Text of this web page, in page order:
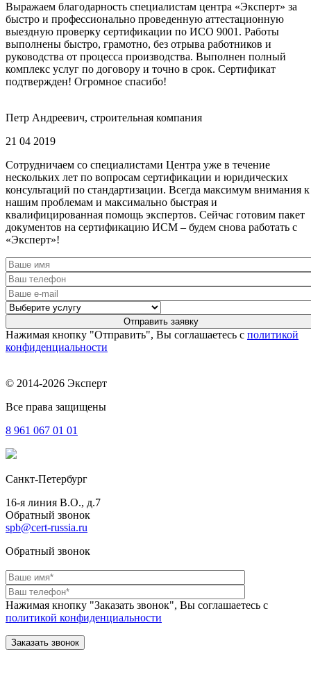
Выражаем благодарность специалистам центра «Эксперт» за
быстро и профессионально проведенную аттестационную
выездную проверку сертификации по ИСО 9001. Работы
выполнены быстро, грамотно, без отрыва работников и
руководства от процесса производства. Выполнен полный
комплекс услуг по договору и точно в срок. Сертификат
подтвержден! Огромное спасибо!
Петр Андреевич, строительная компания
21 04 2019
Сотрудничаем со специалистами Центра уже в течение
нескольких лет по вопросам сертификации и юридических
консультаций по стандартизации. Всегда максимум внимания к
нашим проблемам и максимально быстрая и
квалифицированная помощь экспертов. Сейчас готовим пакет
документов на сертификацию ИСМ – будем снова работать с
«Эксперт»!
Нажимая кнопку "Отправить", Вы соглашаетесь с политикой
конфиденциальности
© 2014-2026 Эксперт
Все права защищены
8 961 067 01 01
Санкт-Петербург
16-я линия В.О., д.7
Обратный звонок
spb@cert-russia.ru
Обратный звонок
Нажимая кнопку "Заказать звонок", Вы соглашаетесь с
политикой конфиденциальности